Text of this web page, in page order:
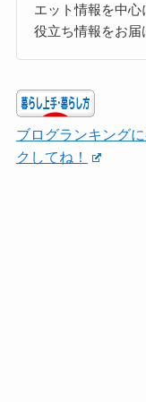
エット情報を中
役立ち情報をお届
ブログランキング
クしてね！